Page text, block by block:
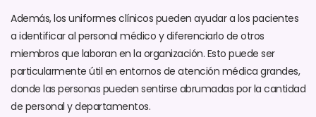
Además, los uniformes clínicos pueden ayudar a los pacientes
a identificar al personal médico y diferenciarlo de otros
miembros que laboran en la organización. Esto puede ser
particularmente útil en entornos de atención médica grandes,
donde las personas pueden sentirse abrumadas por la cantidad
de personal y departamentos.